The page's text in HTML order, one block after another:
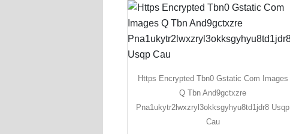
Https Encrypted Tbn0 Gstatic Com Images
Q Tbn And9gctxzre
Pna1ukytr2lwxzryl3okksgyhyu8td1jdr8 Usqp
Cau